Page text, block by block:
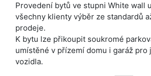
Provedení bytů ve stupni White wall
všechny klienty výběr ze standardů
prodeje.
K bytu lze přikoupit soukromé
umístěné v přízemí domu i garáž pro
vozidla.